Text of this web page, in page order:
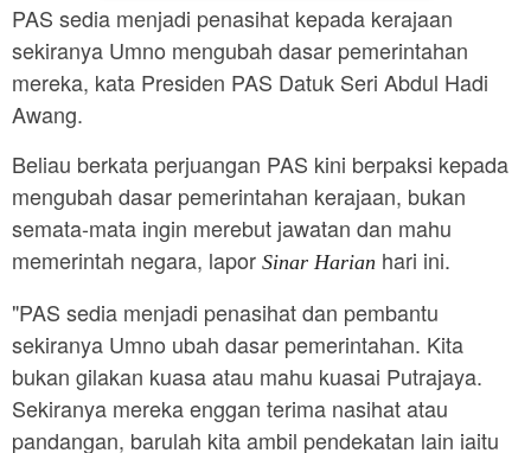
PAS sedia menjadi penasihat kepada kerajaan
sekiranya Umno mengubah dasar pemerintahan
mereka, kata Presiden PAS Datuk Seri Abdul Hadi
Awang.
Beliau berkata perjuangan PAS kini berpaksi kepada
mengubah dasar pemerintahan kerajaan, bukan
semata-mata ingin merebut jawatan dan mahu
memerintah negara, lapor Sinar Harian hari ini.
"PAS sedia menjadi penasihat dan pembantu
sekiranya Umno ubah dasar pemerintahan. Kita
bukan gilakan kuasa atau mahu kuasai Putrajaya.
Sekiranya mereka enggan terima nasihat atau
pandangan, barulah kita ambil pendekatan lain iaitu